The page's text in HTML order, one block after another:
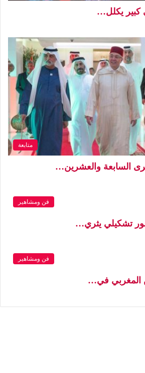
كبير يكلل…
متابعة
السابعة والعشرين…
فن ومشاهير
تشكيلي يثري…
فن ومشاهير
المغربي في…